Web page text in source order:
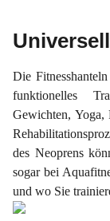
Die
funktionelles
Gewichten, Yoga,
des Neoprens
sogar bei
und wo Sie